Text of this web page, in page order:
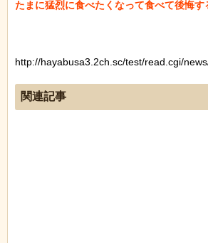
たまに猛烈に食べたくなって食べて後悔す
http://hayabusa3.2ch.sc/test/read.cgi/
関連記事